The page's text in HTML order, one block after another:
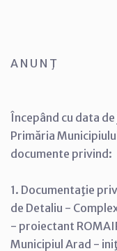
A N U N Ţ
Începând cu data
Primăria
documente privind:
1. Documentaţie
de Detaliu -
- proiectant
Municipiul Arad -